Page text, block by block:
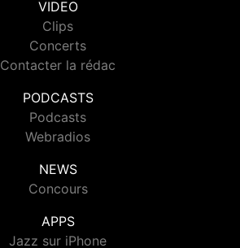
VIDEO
Clips
Concerts
Contacter la rédac
PODCASTS
Podcasts
Webradios
NEWS
Concours
APPS
Jazz sur iPhone